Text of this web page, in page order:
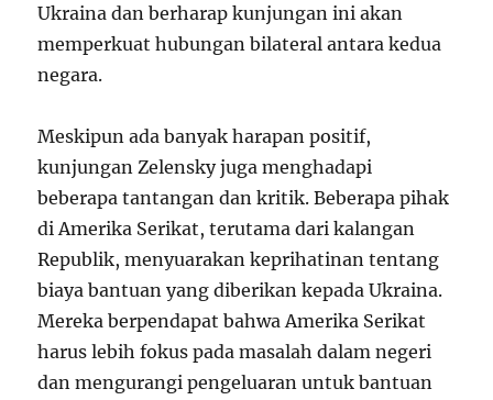
Ukraina dan berharap kunjungan ini akan
memperkuat hubungan bilateral antara kedua
negara.
Meskipun ada banyak harapan positif,
kunjungan Zelensky juga menghadapi
beberapa tantangan dan kritik. Beberapa pihak
di Amerika Serikat, terutama dari kalangan
Republik, menyuarakan keprihatinan tentang
biaya bantuan yang diberikan kepada Ukraina.
Mereka berpendapat bahwa Amerika Serikat
harus lebih fokus pada masalah dalam negeri
dan mengurangi pengeluaran untuk bantuan